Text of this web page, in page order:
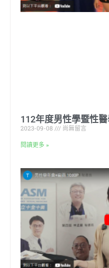
112年度男性學暨性
2023-09-08 尚無留言
閱讀更多 »